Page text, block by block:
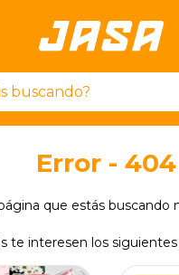
Error - 404
que estás buscando
te interesen los